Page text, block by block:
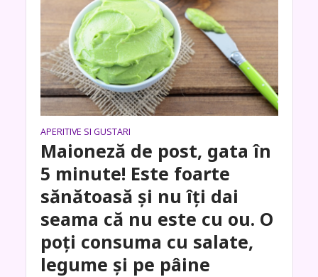
APERITIVE SI GUSTARI
Maioneză de post, gata în
5 minute! Este foarte
sănătoasă și nu îți dai
seama că nu este cu ou. O
poți consuma cu salate,
legume și pe pâine